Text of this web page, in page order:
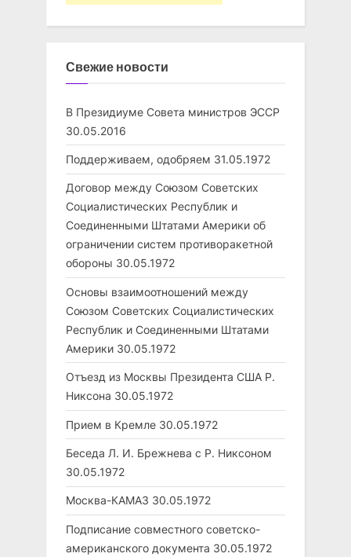
Свежие новости
В Президиуме Совета министров ЭССР
30.05.2016
Поддерживаем, одобряем 31.05.1972
Договор между Союзом Советских
Социалистических Республик и
Соединенными Штатами Америки об
ограничении систем противоракетной
обороны 30.05.1972
Основы взаимоотношений между
Союзом Советских Социалистических
Республик и Соединенными Штатами
Америки 30.05.1972
Отъезд из Москвы Президента США Р.
Никсона 30.05.1972
Прием в Кремле 30.05.1972
Беседа Л. И. Брежнева с Р. Никсоном
30.05.1972
Москва-КАМАЗ 30.05.1972
Подписание совместного советско-
американского документа 30.05.1972